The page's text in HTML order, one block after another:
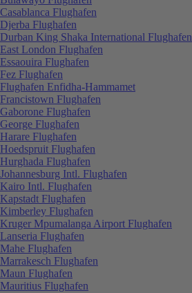
Casablanca Flughafen
Djerba Flughafen
Durban King Shaka International Flughafen
East London Flughafen
Essaouira Flughafen
Fez Flughafen
Flughafen Enfidha-Hammamet
Francistown Flughafen
Gaborone Flughafen
George Flughafen
Harare Flughafen
Hoedspruit Flughafen
Hurghada Flughafen
Johannesburg Intl. Flughafen
Kairo Intl. Flughafen
Kapstadt Flughafen
Kimberley Flughafen
Kruger Mpumalanga Airport Flughafen
Lanseria Flughafen
Mahe Flughafen
Marrakesch Flughafen
Maun Flughafen
Mauritius Flughafen